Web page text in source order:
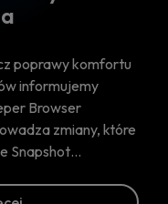
użytkowników, którzy
systemami i danymi
pracownicy…